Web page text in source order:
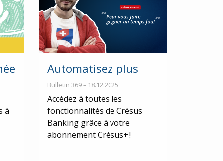
à
Automatisez plus
Bulletin 369 – 18.12.2025
Accédez à toutes les
fonctionnalités de Crésus
Banking grâce à votre
abonnement Crésus+ !